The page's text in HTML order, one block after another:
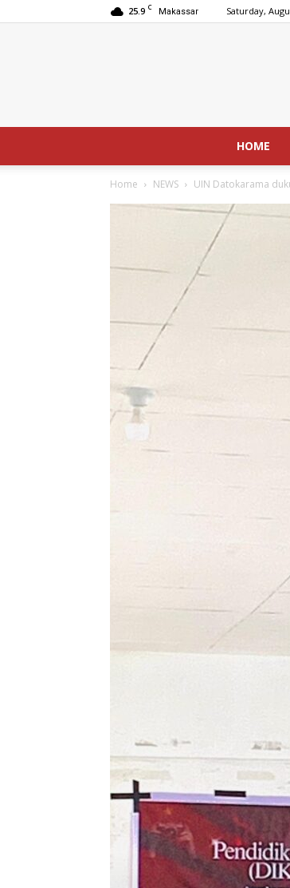
25.9 C Makassar Saturday,
HOME
Home NEWS UIN Datokarama